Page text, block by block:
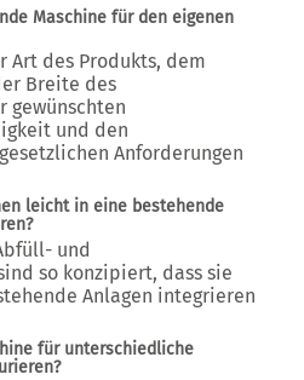
Maschine für den eigenen
Art des Produkts, dem
Breite des
gewünschten
und den
Anforderungen
leicht in eine bestehende
und
so konzipiert, dass sie
Anlagen integrieren
für unterschiedliche